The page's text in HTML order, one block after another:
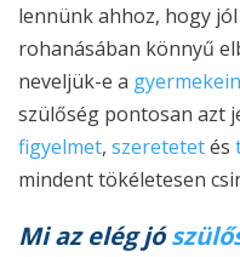
lennünk ahhoz, hogy
rohanásában könnyű
neveljük-e a
szülőség pontosan azt
figyelmet, szeretetetés
mindent tökéletesen
Mi az elég jó